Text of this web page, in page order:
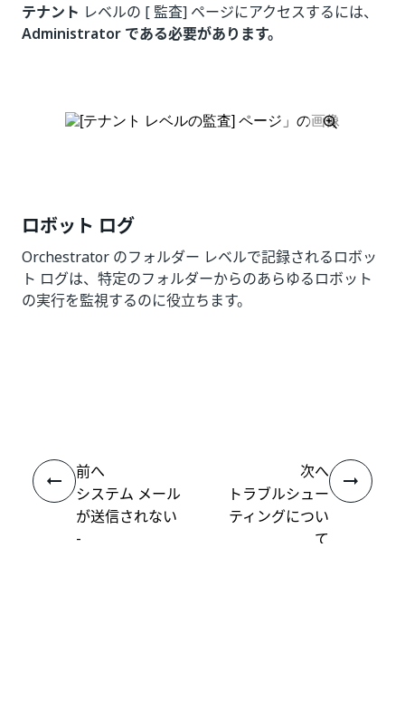
テナント レベルの [ 監査] ページにアクセスするには、
Administrator である必要があります。
ロボット ログ
Orchestrator のフォルダー レベルで記録されるロボッ
ト ログは、特定のフォルダーからのあらゆるロボット
の実行を監視するのに役立ちます。
前へ
システム メール
が送信されない
-
次へ
トラブルシュー
ティングについ
て